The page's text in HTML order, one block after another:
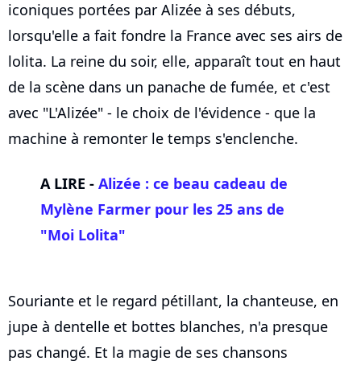
iconiques portées par Alizée à ses débuts,
lorsqu'elle a fait fondre la France avec ses airs de
lolita. La reine du soir, elle, apparaît tout en haut
de la scène dans un panache de fumée, et c'est
avec "L'Alizée" - le choix de l'évidence - que la
machine à remonter le temps s'enclenche.
A LIRE - Alizée : ce beau cadeau de
Mylène Farmer pour les 25 ans de
"Moi Lolita"
Souriante et le regard pétillant, la chanteuse, en
jupe à dentelle et bottes blanches, n'a presque
pas changé. Et la magie de ses chansons